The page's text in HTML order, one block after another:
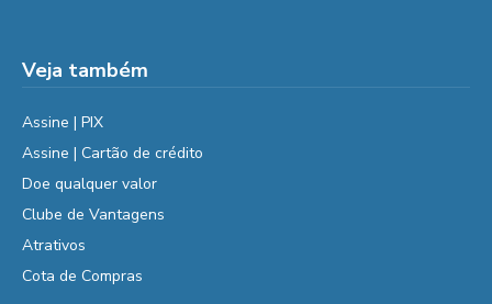
Veja também
Assine | PIX
Assine | Cartão de crédito
Doe qualquer valor
Clube de Vantagens
Atrativos
Cota de Compras